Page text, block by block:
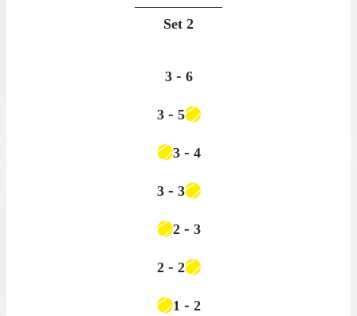
Set 2
3 - 6
3 - 5
3 - 4
3 - 3
2 - 3
2 - 2
1 - 2